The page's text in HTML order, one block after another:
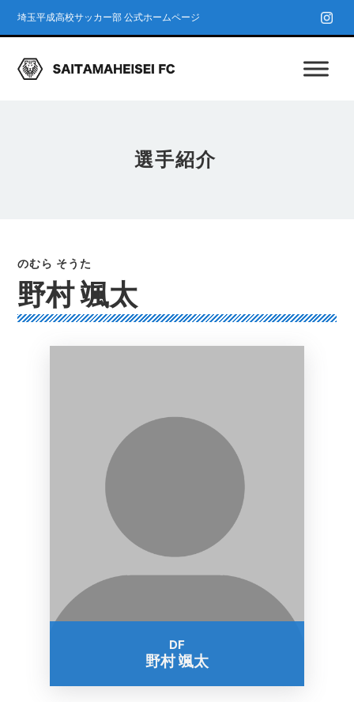
埼玉平成高校サッカー部 公式ホームページ
選手紹介
野村 颯太
DF
野村 颯太